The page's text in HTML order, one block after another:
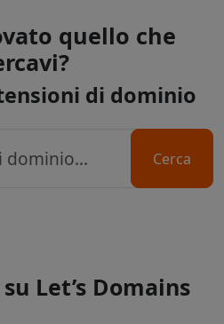
quello che
di dominio
Cerca